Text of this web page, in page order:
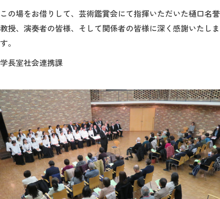
この場をお借りして、芸術鑑賞会にて指揮いただいた樋口名誉
教授、演奏者の皆様、そして関係者の皆様に深く感謝いたしま
す。
学長室社会連携課